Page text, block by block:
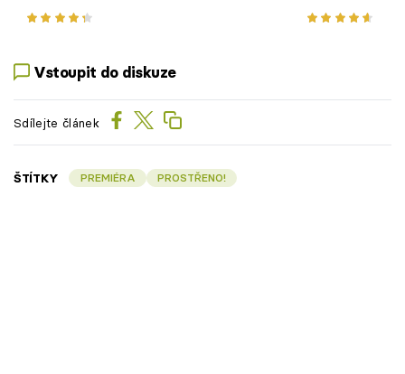
brambory
Vstoupit do diskuze
Sdílejte článek
ŠTÍTKY PREMIÉRA PROSTŘENO!